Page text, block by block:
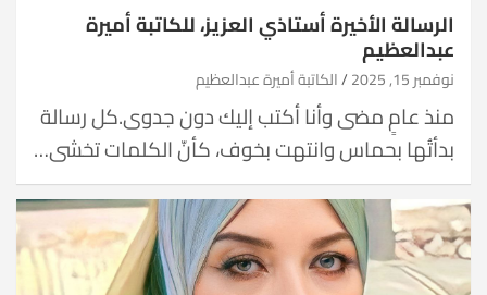
الرسالة الأخيرة أستاذي العزيز، للكاتبة أميرة
عبدالعظيم
نوفمبر 15, 2025 الكاتبة أميرة عبدالعظيم
منذ عامٍ مضى وأنا أكتب إليك دون جدوى.كل رسالة
بدأتُها بحماس وانتهت بخوف، كأنّ الكلمات تخشى…